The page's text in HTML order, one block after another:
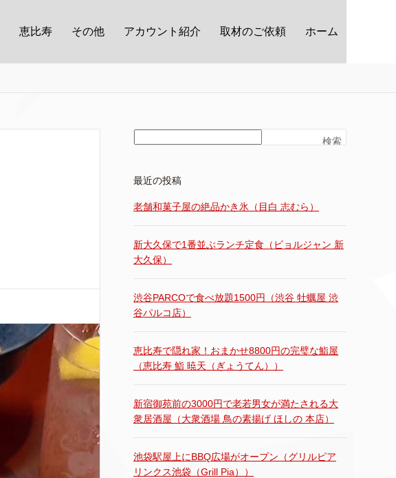
恵比寿 その他 アカウント紹介 取材のご依頼 ホーム
検索
最近の投稿
老舗和菓子屋の絶品かき氷（目白 志むら）
新大久保で1番並ぶランチ定食（ビョルジャン 新
大久保）
渋谷PARCOで食べ放題1500円（渋谷 牡蠣屋 渋
谷パルコ店）
恵比寿で隠れ家！おまかせ8800円の完璧な鮨屋
（恵比寿 鮨 暁天（ぎょうてん））
新宿御苑前の3000円で老若男女が満たされる大
衆居酒屋（大衆酒場 鳥の素揚げ ほしの 本店）
池袋駅屋上にBBQ広場がオープン（グリルピア
リンクス池袋（Grill Pia））